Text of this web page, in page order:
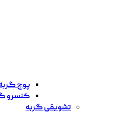
پوچ
کنسرو
تشویقی گربه